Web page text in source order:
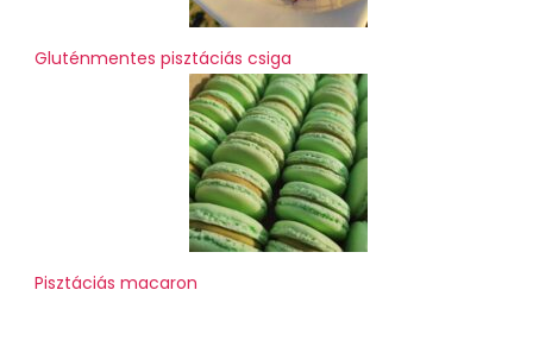
Gluténmentes pisztáciás csiga
Pisztáciás macaron